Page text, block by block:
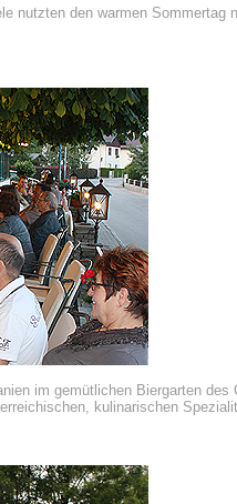
nutzten den warmen
im gemütlichen Biergarten
kulinarischen